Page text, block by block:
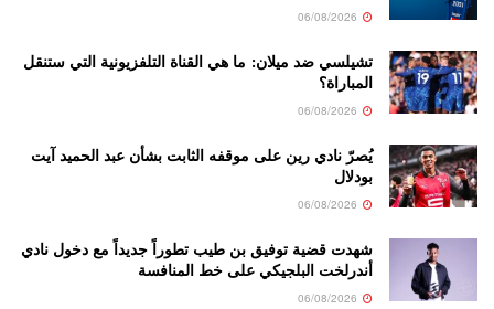
تشيلسي ضد ميلان: ما هي القناة التلفزيونية التي ستنقل
المباراة؟
يُصرّ نادي رين على موقفه الثابت بشأن عبد الحميد آيت
بودلال
شهدت قضية توفيق بن طيب تطوراً جديداً مع دخول نادي
أندرلخت البلجيكي على خط المنافسة